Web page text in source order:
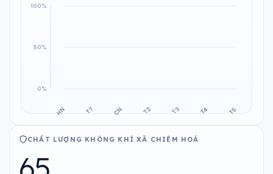
CHẤT LƯỢNG KHÔNG KHÍ XÃ CHIÊM HOÁ